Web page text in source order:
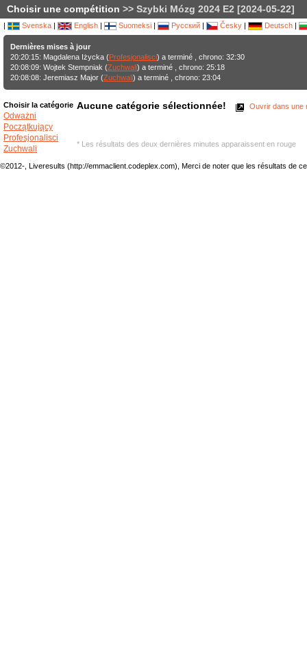
Choisir une compétition >> Szybki Mózg 2024 E2 [2024-05-22]
| Svenska | English | Suomeksi | Русский | Česky | Deutsch |
Dernières mises à jour
20:20:15: Magdalena Iżycka (Profesjonalisci) a terminé , chrono: 32:30
20:08:09: Wojtek Stempniak (Zuchwali) a terminé , chrono: 25:18
20:08:08: Jeremiasz Major (Zuchwali) a terminé , chrono: 23:04
Choisir la catégorie
Odważni
Początkujący
Profesjonalisci
Zuchwali
Aucune catégorie sélectionnée! Ouvrir dans une
* Les résultats des deux dernières minutes apparaissent en rouge
©2012-, Liveresults (http://emmaclient.codeplex.com), Merci de noter que les résultats de